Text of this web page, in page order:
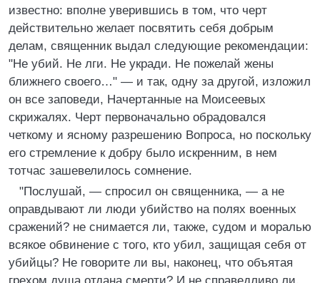
известно: вполне уверившись в том, что черт
действительно желает посвятить себя добрым
делам, священник выдал следующие рекомендации:
"Не убий. Не лги. Не укради. Не пожелай жены
ближнего своего…" — и так, одну за другой, изложил
он все заповеди, Начертанные на Моисеевых
скрижалях. Черт первоначально обрадовался
четкому и ясному разрешению Вопроса, но поскольку
его стремление к добру было искренним, в нем
тотчас зашевелилось сомнение.
"Послушай, — спросил он священника, — а не
оправдывают ли люди убийство на полях военных
сражений? не снимается ли, также, судом и моралью
всякое обвинение с того, кто убил, защищая себя от
убийцы? Не говорите ли вы, наконец, что объятая